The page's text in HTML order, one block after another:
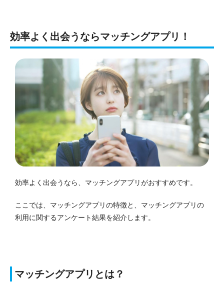
効率よく出会うならマッチングアプリ！
効率よく出会うなら、マッチングアプリがおすすめです。
ここでは、マッチングアプリの特徴と、マッチングアプリの
利用に関するアンケート結果を紹介します。
マッチングアプリとは？